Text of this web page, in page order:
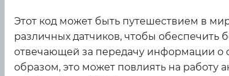
Этот код может быть путешествием в
различных датчиков, чтобы обеспечить
отвечающей за передачу информации о
образом, это может повлиять на работу